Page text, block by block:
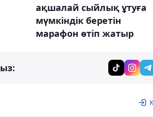
ақшалай сыйлық ұтуға
мүмкіндік беретін
марафон өтіп жатыр